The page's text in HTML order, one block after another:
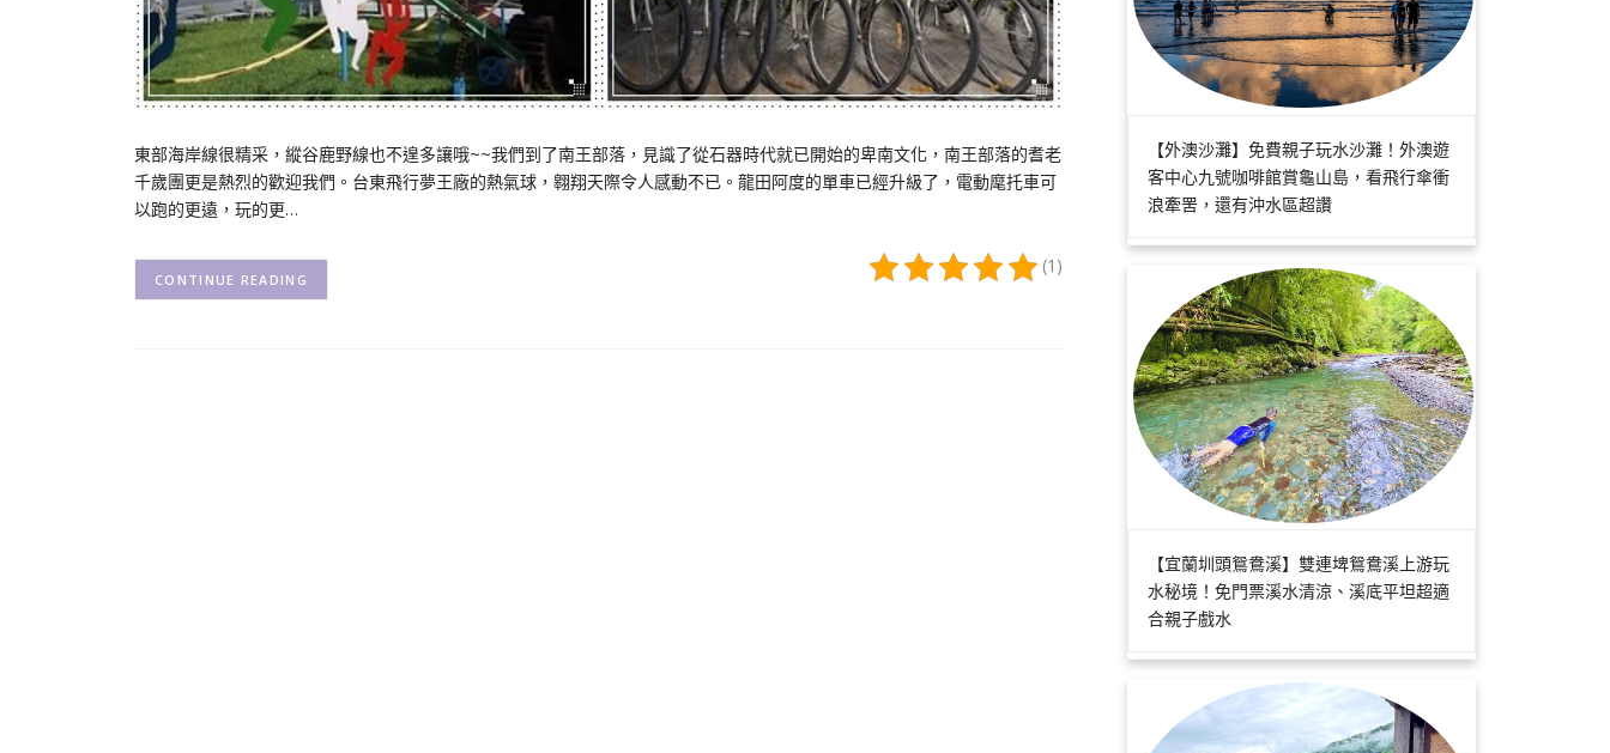
東部海岸線很精采，縱谷鹿野線也不遑多讓哦~~我們到了南王部落，見識了從石器時代就已開始的卑南文化，南王部落的耆老
千歲團更是熱烈的歡迎我們。台東飛行夢王廠的熱氣球，翱翔天際令人感動不已。龍田阿度的單車已經升級了，電動麾托車可
以跑的更遠，玩的更…
(1)
CONTINUE READING
【外澳沙灘】免費親子玩水沙灘！外澳遊
客中心九號咖啡館賞龜山島，看飛行傘衝
浪牽罟，還有沖水區超讚
【宜蘭圳頭鴛鴦溪】雙連埤鴛鴦溪上游玩
水秘境！免門票溪水清涼、溪底平坦超適
合親子戲水